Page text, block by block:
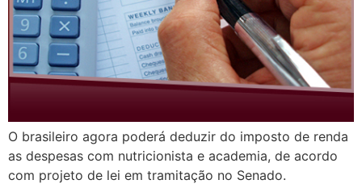
O brasileiro agora poderá deduzir do imposto de renda
as despesas com nutricionista e academia, de acordo
com projeto de lei em tramitação no Senado.